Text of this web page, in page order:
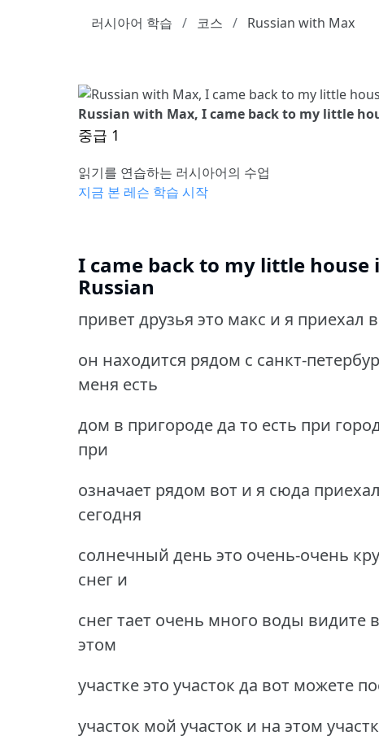
러시아어 학습
코스 Russian with Max
Russian with Max, I came back to my little
중급 1
읽기를 연습하는 러시아어의 수업
지금 본 레슨 학습 시작
I came back to my little
Russian
привет друзья это макс и я
он находится рядом с санкт-
меня есть
дом в пригороде да то есть при
при
означает рядом вот и я сюда
сегодня
солнечный день это очень-очень
снег и
снег тает очень много воды видите
этом
участке это участок да вот можете
участок мой участок и на этом